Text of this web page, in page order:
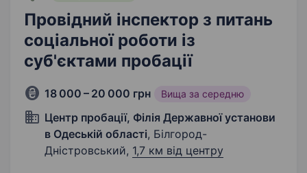
Провідний інспектор з питань
соціальної роботи із
суб'єктами пробації
18 000 – 20 000 грн Вища за середню
Центр пробації, Філія Державної установи
в Одеській області, Білгород-
Дністровський, 1,7 км від центру